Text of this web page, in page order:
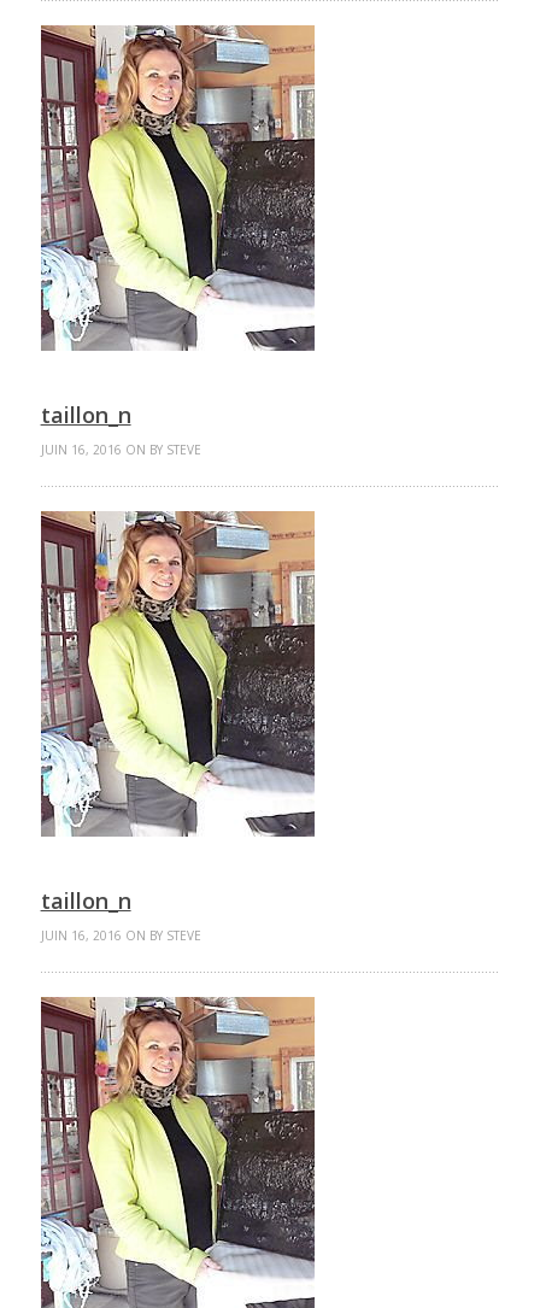
taillon_n
JUIN 16, 2016 ON BY STEVE
taillon_n
JUIN 16, 2016 ON BY STEVE